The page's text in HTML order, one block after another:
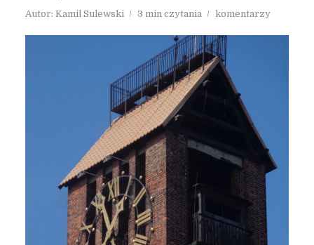
Autor: Kamil Sulewski 3 min czytania komentarzy